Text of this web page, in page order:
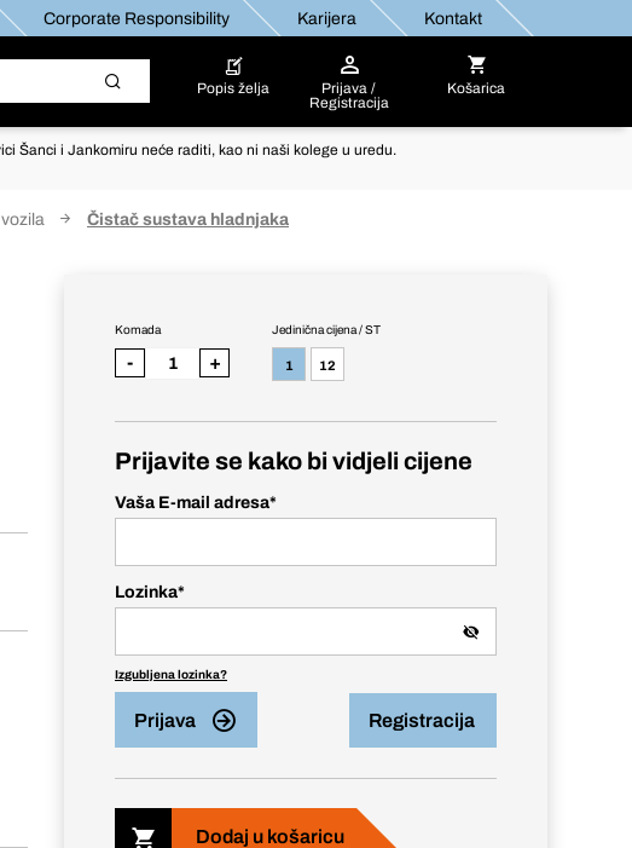
Corporate Responsibility Karijera Kontakt
Popis želja
Prijava /
Registracija
Košarica
Šanci i Jankomiru neće raditi, kao ni naši kolege u uredu.
Čistač sustava hladnjaka
Jedinična cijena / ST
1 12
Komada
- +
Prijavite se kako bi vidjeli cijene
Vaša E-mail adresa*
Lozinka*
Izgubljena lozinka?
Prijava Registracija
Dodaj u košaricu